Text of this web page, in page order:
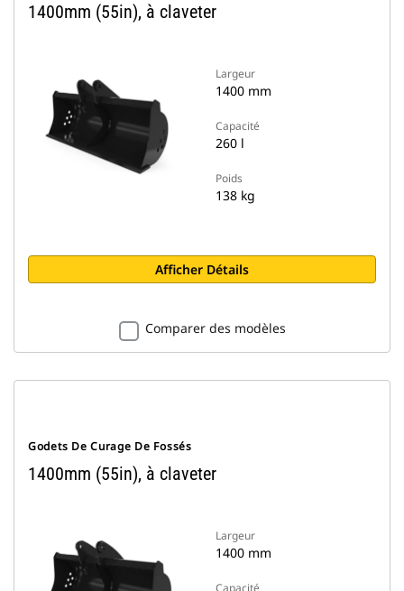
1400mm (55in), à claveter
Largeur
1400 mm
Capacité
260 l
Poids
138 kg
Afficher Détails
Comparer des modèles
Godets De Curage De Fossés
1400mm (55in), à claveter
Largeur
1400 mm
Capacité